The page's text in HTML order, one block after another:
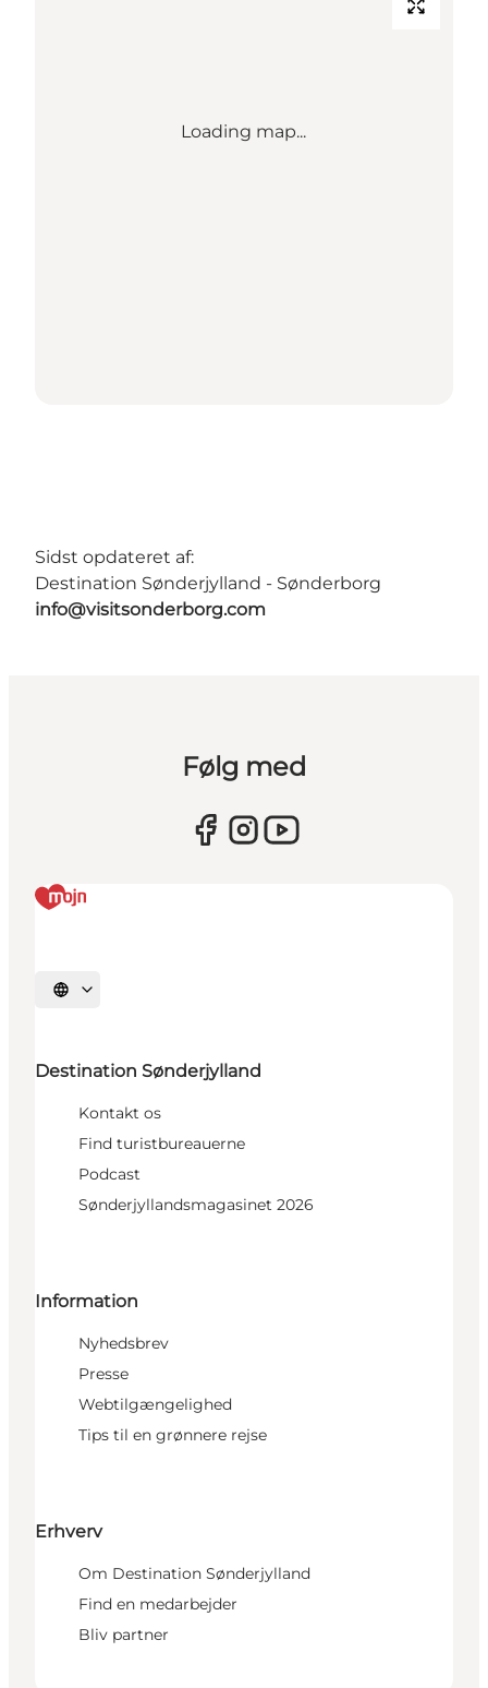
Loading map...
Sidst opdateret af:
Destination Sønderjylland - Sønderborg
info@visitsonderborg.com
Følg med
Vælg sprog
Destination Sønderjylland
Kontakt os
Find turistbureauerne
Podcast
Sønderjyllandsmagasinet 2026
Information
Nyhedsbrev
Presse
Webtilgængelighed
Tips til en grønnere rejse
Erhverv
Om Destination Sønderjylland
Find en medarbejder
Bliv partner